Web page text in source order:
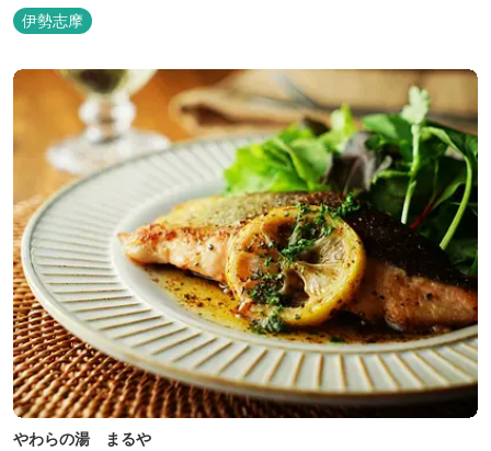
て、抜群の眺めが自慢の露天風呂｢七福の湯｣は、趣向を凝らした七
つのお風呂のうち、五つをご宿泊者様無料の貸切風呂としてご利用
が可能です。
伊勢志摩
やわらの湯 まるや